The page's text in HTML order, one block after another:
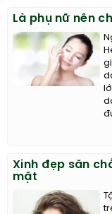
Là phụ nữ nên
Xinh đẹp săn
mặt